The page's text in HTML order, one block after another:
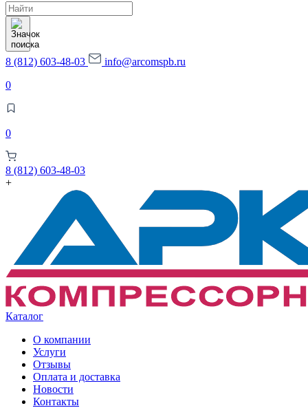
Поиск
товаров
8 (812) 603-48-03
info@arcomspb.ru
0
0
8 (812) 603-48-03
+
Каталог
О компании
Услуги
Отзывы
Оплата и доставка
Новости
Контакты